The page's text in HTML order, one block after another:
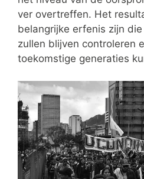
ver overtreffen. Het
belangrijke erfenis zijn
zullen blijven controleren
toekomstige generaties